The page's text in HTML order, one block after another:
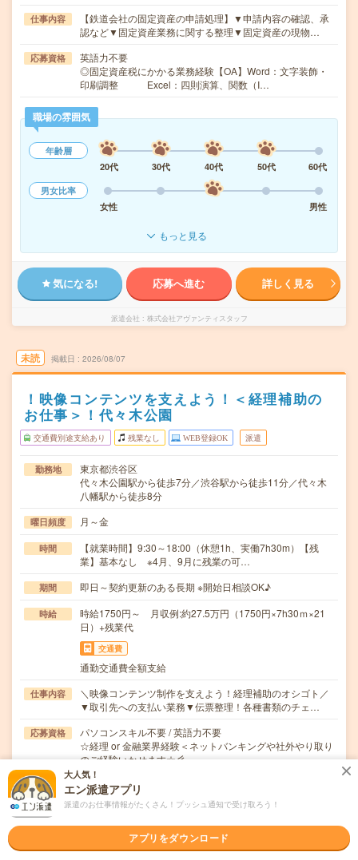
仕事内容
【鉄道会社の固定資産の申請処理】▼申請内容の確認、承
認など▼固定資産業務に関する整理▼固定資産の現物…
応募資格
英語力不要
◎固定資産税にかかる業務経験【OA】Word：文字装飾・
印刷調整 Excel：四則演算、関数（I…
職場の雰囲気
年齢層
20代
30代 40代 50代
60代
男女比率
女性
男性
もっと見る
気になる! 応募へ進む 詳しく見る
派遣会社 株式会社アヴァンティスタッフ
未読 掲載日 2026/08/07
！映像コンテンツを支えよう！＜経理補助の
お仕事＞！代々木公園
交通費別途支給あり 残業なし WEB登録OK 派遣
勤務地
東京都渋谷区
代々木公園駅から徒歩7分／渋谷駅から徒歩11分／代々木
八幡駅から徒歩8分
曜日頻度 月～金
時間
【就業時間】9:30～18:00（休憩1h、実働7h30m）【残
業】基本なし ※4月、9月に残業の可…
期間 即日～契約更新のある長期 ※開始日相談OK♪
時給
時給1750円～ 月収例:約27.5万円（1750円×7h30ｍ×21
日）+残業代
交通費
通勤交通費全額支給
仕事内容
＼映像コンテンツ制作を支えよう！経理補助のオシゴト／
▼取引先への支払い業務▼伝票整理！各種書類のチェ…
応募資格
パソコンスキル不要 / 英語力不要
☆経理 or 金融業界経験＜ネットバンキングや社外やり取り
のご経験いかせます☆彡
職場の雰囲気
年齢層
30代 40代
大人気！
エン派遣アプリ
派遣のお仕事情報がたくさん！プッシュ通知で受け取ろう！
アプリをダウンロード